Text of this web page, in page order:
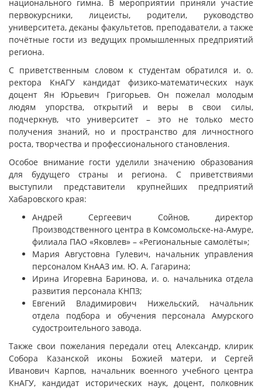
национального гимна. В мероприятии приняли участие
первокурсники, лицеисты, родители, руководство
университета, деканы факультетов, преподаватели, а также
почётные гости из ведущих промышленных предприятий
региона.
С приветственным словом к студентам обратился и. о.
ректора КнАГУ кандидат физико-математических наук
доцент Ян Юрьевич Григорьев. Он пожелал молодым
людям упорства, открытий и веры в свои силы,
подчеркнув, что университет – это не только место
получения знаний, но и пространство для личностного
роста, творчества и профессионального становления.
Особое внимание гости уделили значению образования
для будущего страны и региона. С приветствиями
выступили представители крупнейших предприятий
Хабаровского края:
Андрей Сергеевич Сойнов, директор
Производственного центра в Комсомольске-на-Амуре,
филиала ПАО «Яковлев» – «Региональные самолёты»;
Мария Августовна Гулевич, начальник управления
персоналом КнААЗ им. Ю. А. Гагарина;
Ирина Игоревна Баринова, и. о. начальника отдела
развития персонала КНПЗ;
Евгений Владимирович Нижельский, начальник
отдела подбора и обучения персонала Амурского
судостроительного завода.
Также свои пожелания передали отец Александр, клирик
Собора Казанской иконы Божией матери, и Сергей
Иванович Карпов, начальник военного учебного центра
КнАГУ, кандидат исторических наук, доцент, полковник